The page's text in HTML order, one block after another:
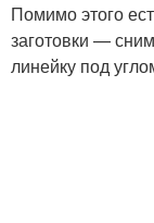
Помимо этого
заготовки —
линейку под